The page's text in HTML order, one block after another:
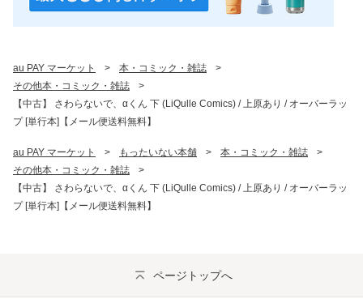
au PAY マーケット > 本・コミック・雑誌
>
その他本・コミック・雑誌
>
【中古】 さわらないで、αくん 下 (LiQulle Comics) / 上原あり / オーバーラッ
プ [単行本]【メール便送料無料】
au PAY マーケット > もったいない本舗 > 本・コミック・雑誌
>
その他本・コミック・雑誌
>
【中古】 さわらないで、αくん 下 (LiQulle Comics) / 上原あり / オーバーラッ
プ [単行本]【メール便送料無料】
ページトップへ